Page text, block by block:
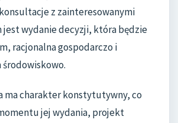
z zainteresowanymi
jest wydanie decyzji, która będzie
racjonalna gospodarczo i
ma charakter konstytutywny, co
jej wydania, projekt